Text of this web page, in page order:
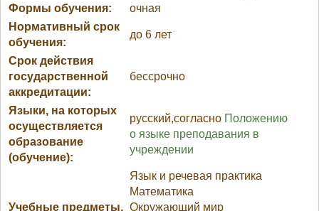
Формы обучения:
очная
Нормативный срок
обучения:
до 6 лет
Срок действия
государственной
аккредитации:
бессрочно
Языки, на которых
осуществляется
образование
(обучение):
русский,согласно Положению
о языке преподавания в
учреждении
Учебные предметы,
Язык и речевая практика
Математика
Окружающий мир